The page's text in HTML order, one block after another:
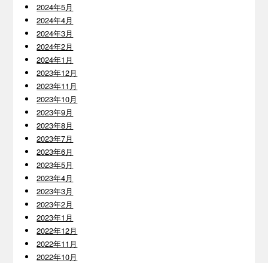
2024年5月
2024年4月
2024年3月
2024年2月
2024年1月
2023年12月
2023年11月
2023年10月
2023年9月
2023年8月
2023年7月
2023年6月
2023年5月
2023年4月
2023年3月
2023年2月
2023年1月
2022年12月
2022年11月
2022年10月